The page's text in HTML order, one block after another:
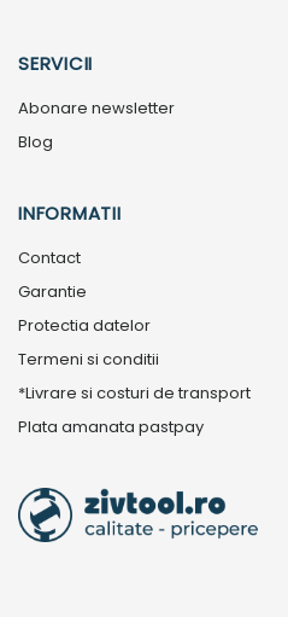
SERVICII
Abonare newsletter
Blog
INFORMATII
Contact
Garantie
Protectia datelor
Termeni si conditii
*Livrare si costuri de transport
Plata amanata pastpay